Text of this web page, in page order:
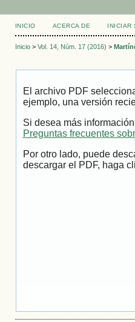
INICIO ACERCA DE INICIAR
Inicio> Vol. 14, Núm. 17 (2016) >
El archivo PDF
ejemplo, una versión
Si desea más
Preguntas frecuentes
Por otro lado, puede
descargar el PDF, haga